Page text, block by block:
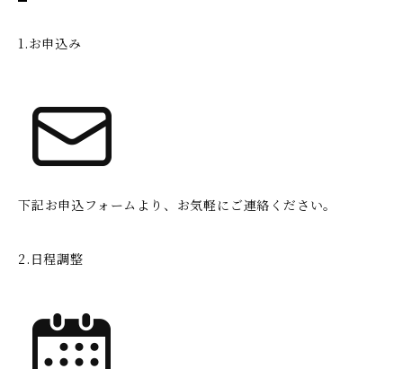
1.お申込み
下記お申込フォームより、お気軽にご連絡ください。
2.日程調整